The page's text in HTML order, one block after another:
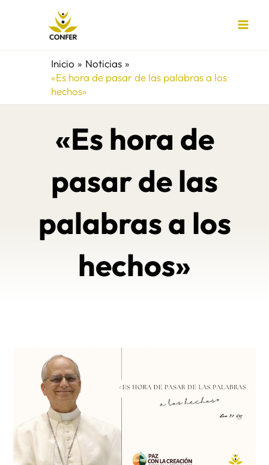
Inicio
Noticias
«Es hora de pasar de las palabras a los
hechos»
«Es hora de
pasar de las
palabras a los
hechos»